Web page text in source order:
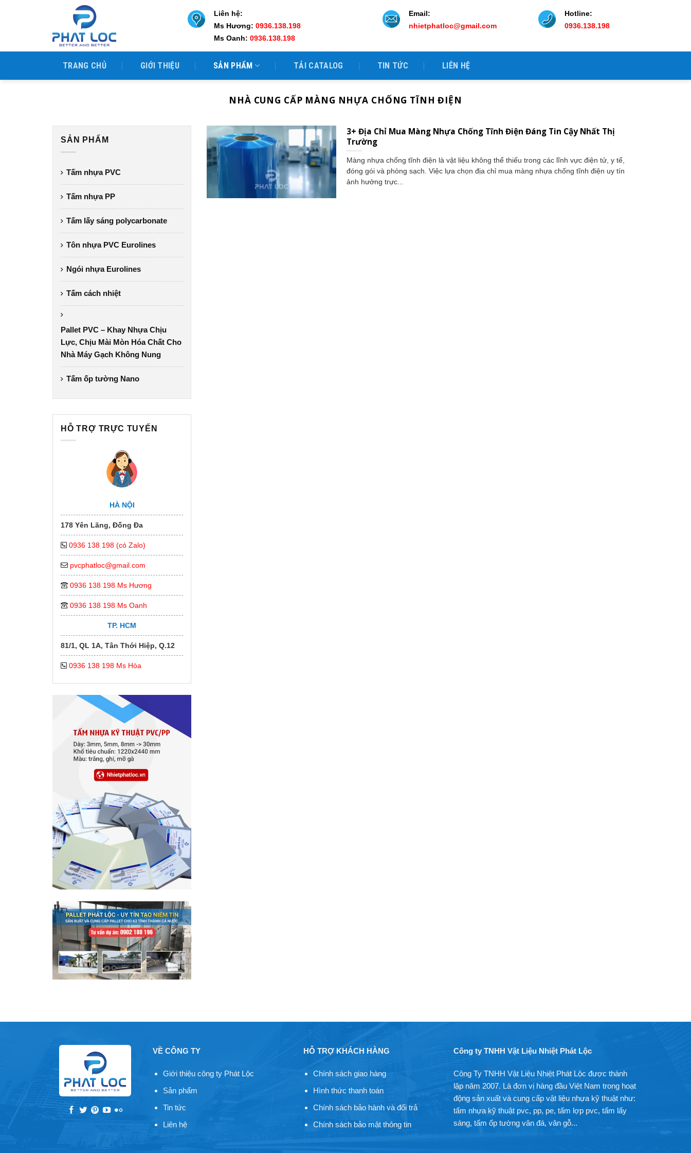
Liên hệ:
Ms Hương: 0936.138.198
Ms Oanh: 0936.138.198
Email:
nhietphatloc@gmail.com
Hotline:
0936.138.198
TRANG CHỦ GIỚI THIỆU SẢN PHẨM TẢI CATALOG TIN TỨC LIÊN HỆ
NHÀ CUNG CẤP MÀNG NHỰA CHỐNG TĨNH ĐIỆN
SẢN PHẨM
Tấm nhựa PVC
Tấm nhựa PP
Tấm lấy sáng polycarbonate
Tôn nhựa PVC Eurolines
Ngói nhựa Eurolines
Tấm cách nhiệt
Pallet PVC – Khay Nhựa Chịu
Lực, Chịu Mài Mòn Hóa Chất Cho
Nhà Máy Gạch Không Nung
Tấm ốp tường Nano
HỖ TRỢ TRỰC TUYẾN
HÀ NỘI
178 Yên Lãng, Đống Đa
0936 138 198 (có Zalo)
pvcphatloc@gmail.com
0936 138 198 Ms Hương
0936 138 198 Ms Oanh
TP. HCM
81/1, QL 1A, Tân Thới Hiệp, Q.12
0936 138 198 Ms Hòa
3+ Địa Chỉ Mua Màng Nhựa Chống Tĩnh Điện Đáng Tin Cậy Nhất Thị
Trường
Màng nhựa chống tĩnh điện là vật liệu không thể thiếu trong các lĩnh vực điện tử, y tế,
đóng gói và phòng sạch. Việc lựa chọn địa chỉ mua màng nhựa chống tĩnh điện uy tín
ảnh hưởng trực...
VỀ CÔNG TY
Giới thiệu công ty Phát Lộc
Sản phẩm
Tin tức
Liên hệ
HỖ TRỢ KHÁCH HÀNG
Chính sách giao hàng
Hình thức thanh toán
Chính sách bảo hành và đổi trả
Chính sách bảo mật thông tin
Công ty TNHH Vật Liệu Nhiệt Phát Lộc
Công Ty TNHH Vật Liệu Nhiệt Phát Lộc được thành
lập năm 2007. Là đơn vị hàng đầu Việt Nam trong hoạt
động sản xuất và cung cấp vật liệu nhựa kỹ thuật như:
tấm nhựa kỹ thuật pvc, pp, pe, tấm lợp pvc, tấm lấy
sáng, tấm ốp tường vân đá, vân gỗ...